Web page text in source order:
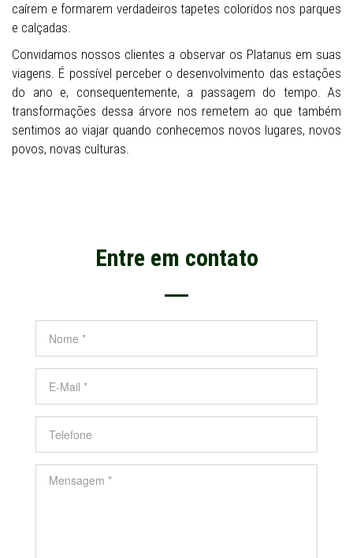
caírem e formarem verdadeiros tapetes coloridos nos parques
e calçadas.
Convidamos nossos clientes a observar os Platanus em suas
viagens. É possível perceber o desenvolvimento das estações
do ano e, consequentemente, a passagem do tempo. As
transformações dessa árvore nos remetem ao que também
sentimos ao viajar quando conhecemos novos lugares, novos
povos, novas culturas.
Entre em contato